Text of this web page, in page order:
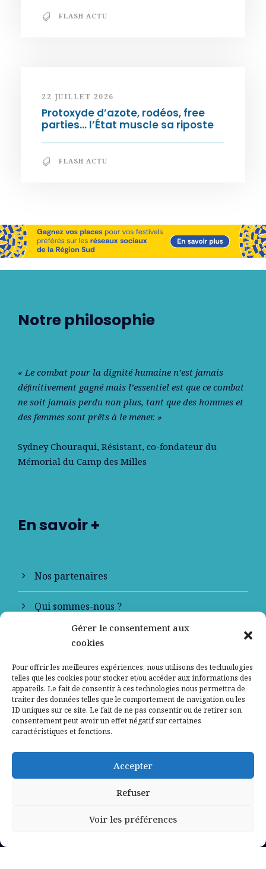
Gérer le consentement aux
cookies
Pour offrir les meilleures expériences, nous utilisons des technologies
telles que les cookies pour stocker et/ou accéder aux informations des
appareils. Le fait de consentir à ces technologies nous permettra de
traiter des données telles que le comportement de navigation ou les
ID uniques sur ce site. Le fait de ne pas consentir ou de retirer son
consentement peut avoir un effet négatif sur certaines
caractéristiques et fonctions.
Accepter
Refuser
Voir les préférences
FLASH ACTU
22 JUILLET 2026
Protoxyde d’azote, rodéos, free
parties… l’État muscle sa riposte
FLASH ACTU
Notre philosophie
« Le combat pour la dignité humaine n’est jamais
déﬁnitivement gagné mais l’essentiel est que ce combat
ne soit jamais perdu non plus, tant que des hommes et
des femmes sont prêts à le mener. »
Sydney Chouraqui, Résistant, co-fondateur du
Mémorial du Camp des Milles
En savoir +
Nos partenaires
Qui sommes-nous ?
Contactez-nous
Mentions légales
Politique de confidentialité